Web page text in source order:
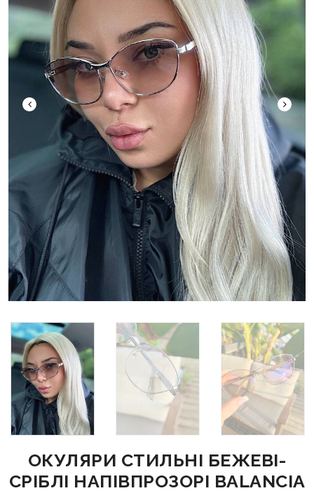
ОКУЛЯРИ СТИЛЬНІ БЕЖЕВІ-
СРІБЛІ НАПІВПРОЗОРІ BALANCIA